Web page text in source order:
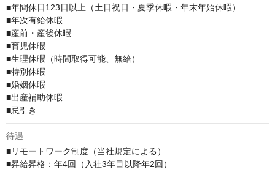
■年間休日123日以上（土日祝日・夏季休暇・年末年始休暇）
■年次有給休暇
■産前・産後休暇
■育児休暇
■生理休暇（時間取得可能、無給）
■特別休暇
■婚姻休暇
■出産補助休暇
■忌引き
待遇
■リモートワーク制度（当社規定による）
■昇給昇格：年4回（入社3年目以降年2回）